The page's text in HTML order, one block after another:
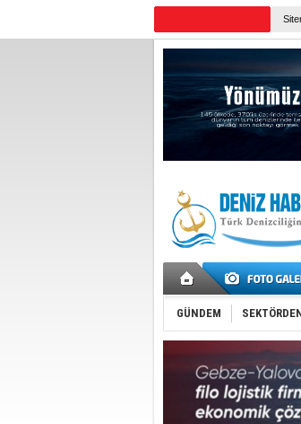
GÜNDEM